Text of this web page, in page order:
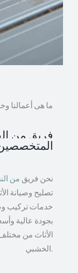
ما هى أعمالنا
فريق من
نحن فريق من
تصليح وصيانة
خدمات تركيب
بجودة عالية
الأثاث من
الخشبي.